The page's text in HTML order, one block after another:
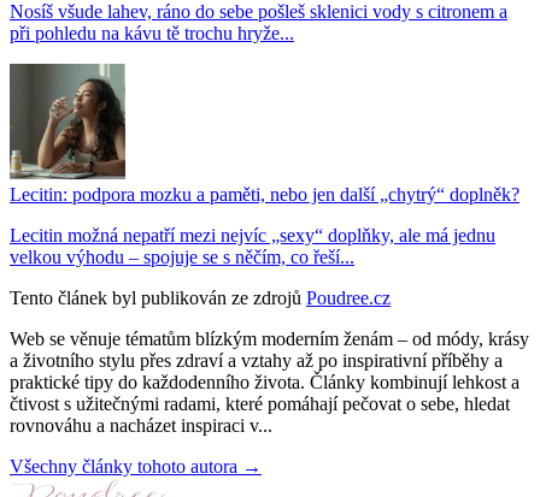
Nosíš všude lahev, ráno do sebe pošleš sklenici vody s citronem a
při pohledu na kávu tě trochu hryže...
Lecitin: podpora mozku a paměti, nebo jen další „chytrý“ doplněk?
Lecitin možná nepatří mezi nejvíc „sexy“ doplňky, ale má jednu
velkou výhodu – spojuje se s něčím, co řeší...
Tento článek byl publikován ze zdrojů Poudree.cz
Web se věnuje tématům blízkým moderním ženám – od módy, krásy
a životního stylu přes zdraví a vztahy až po inspirativní příběhy a
praktické tipy do každodenního života. Články kombinují lehkost a
čtivost s užitečnými radami, které pomáhají pečovat o sebe, hledat
rovnováhu a nacházet inspiraci v...
Všechny články tohoto autora →